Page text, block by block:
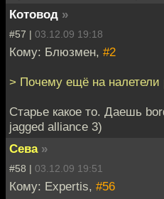
Котовод »
#57 | 03.12.09 19:18
Кому: Блюзмен, #2
> Почему ещё на налетели
Старье какое то. Даешь
jagged alliance 3)
Сева »
#58 | 03.12.09 19:51
Кому: Expertis, #56